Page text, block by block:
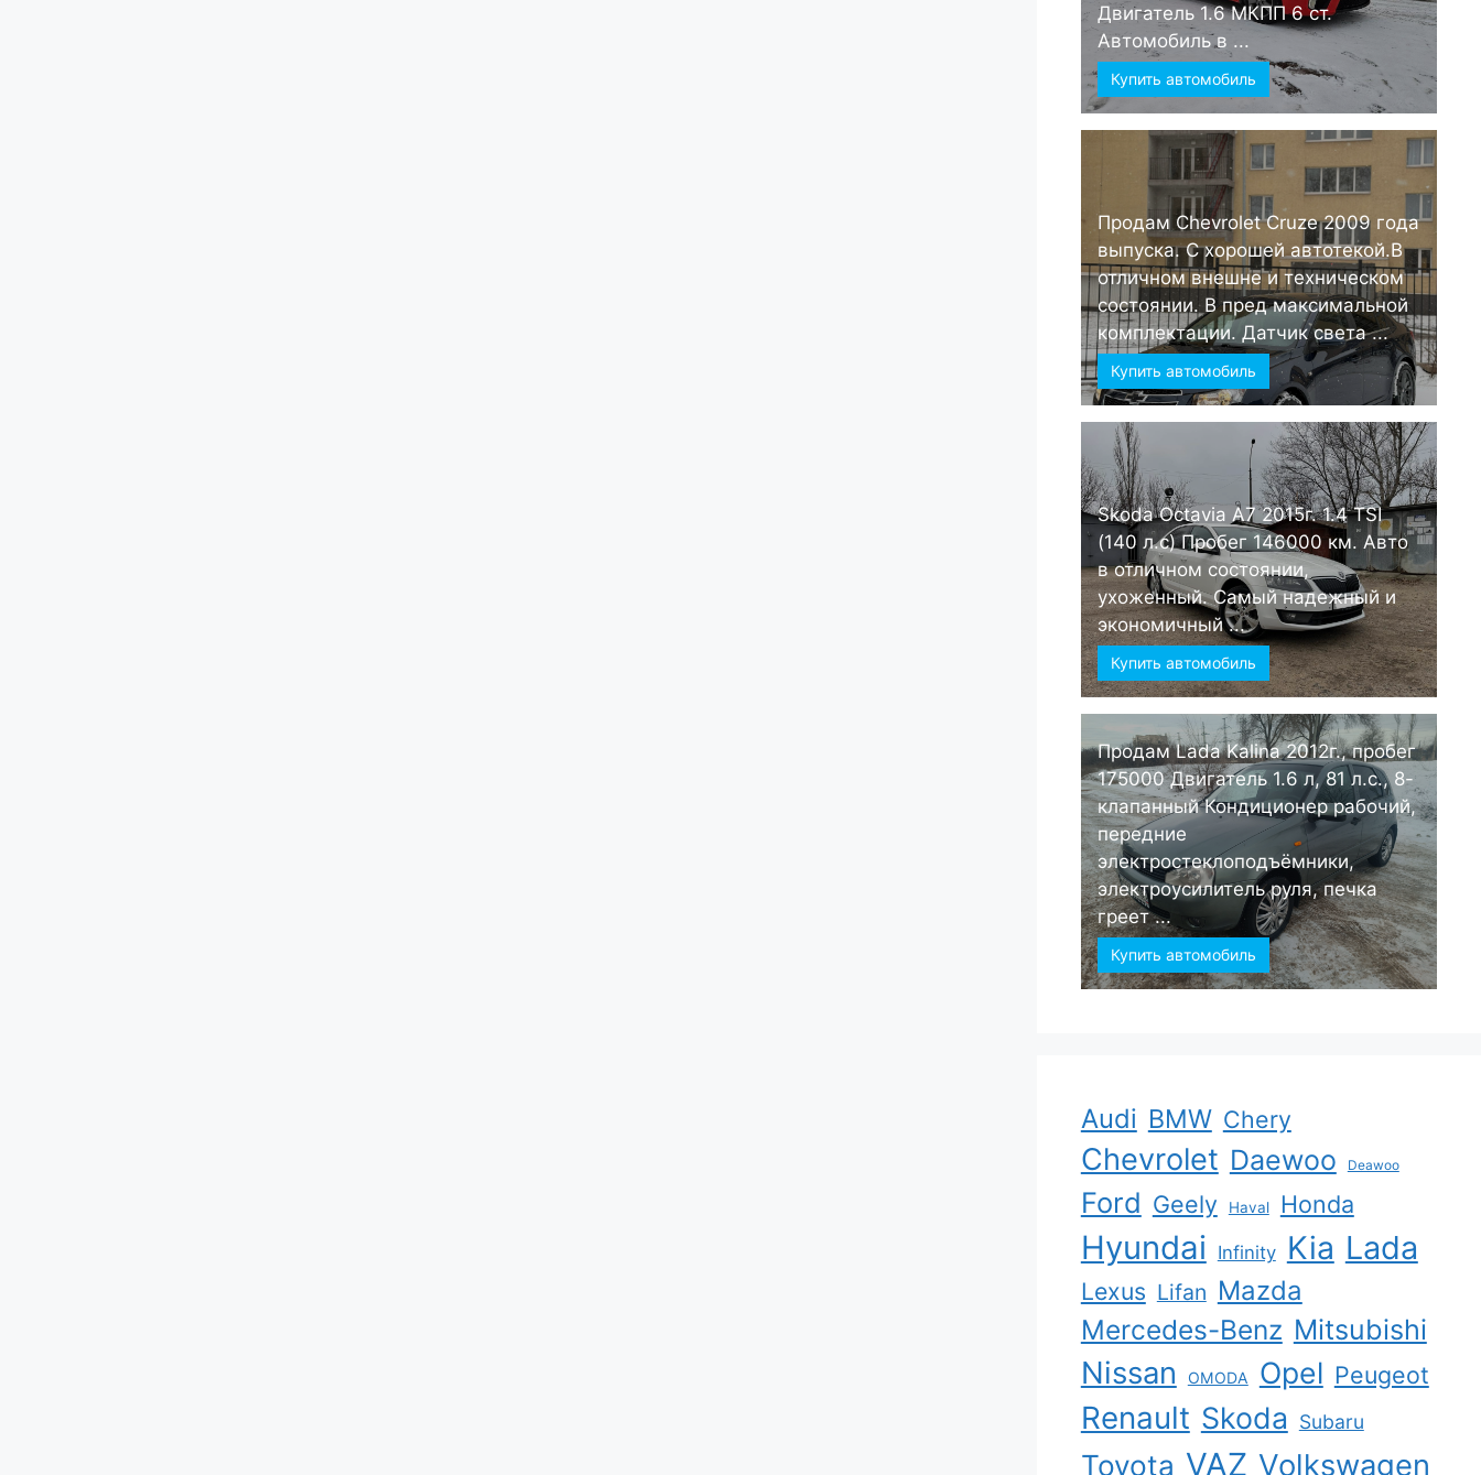
Двигатель 1.6 МКПП 6 ст.
Автомобиль в ...
Купить автомобиль
Продам Chevrolet Cruze 2009 года
выпуска. С хорошей автотекой.В
отличном внешне и техническом
состоянии. В пред максимальной
комплектации. Датчик света ...
Купить автомобиль
Skoda Octavia А7 2015г. 1.4 TSI
(140 л.с) Пробег 146000 км. Авто
в отличном состоянии,
ухоженный. Самый надежный и
экономичный ...
Купить автомобиль
Продам Lada Kalina 2012г., пробег
175000 Двигатель 1.6 л, 81 л.с., 8-
клапанный Кондиционер рабочий,
передние
электростеклоподъёмники,
электроусилитель руля, печка
греет ...
Купить автомобиль
Audi BMW Chery
Chevrolet Daewoo Deawoo
Ford Geely Haval Honda
Hyundai Infinity Kia Lada
Lexus Lifan Mazda
Mercedes-Benz Mitsubishi
Nissan OMODA Opel Peugeot
Renault Skoda Subaru
Toyota VAZ Volkswagen